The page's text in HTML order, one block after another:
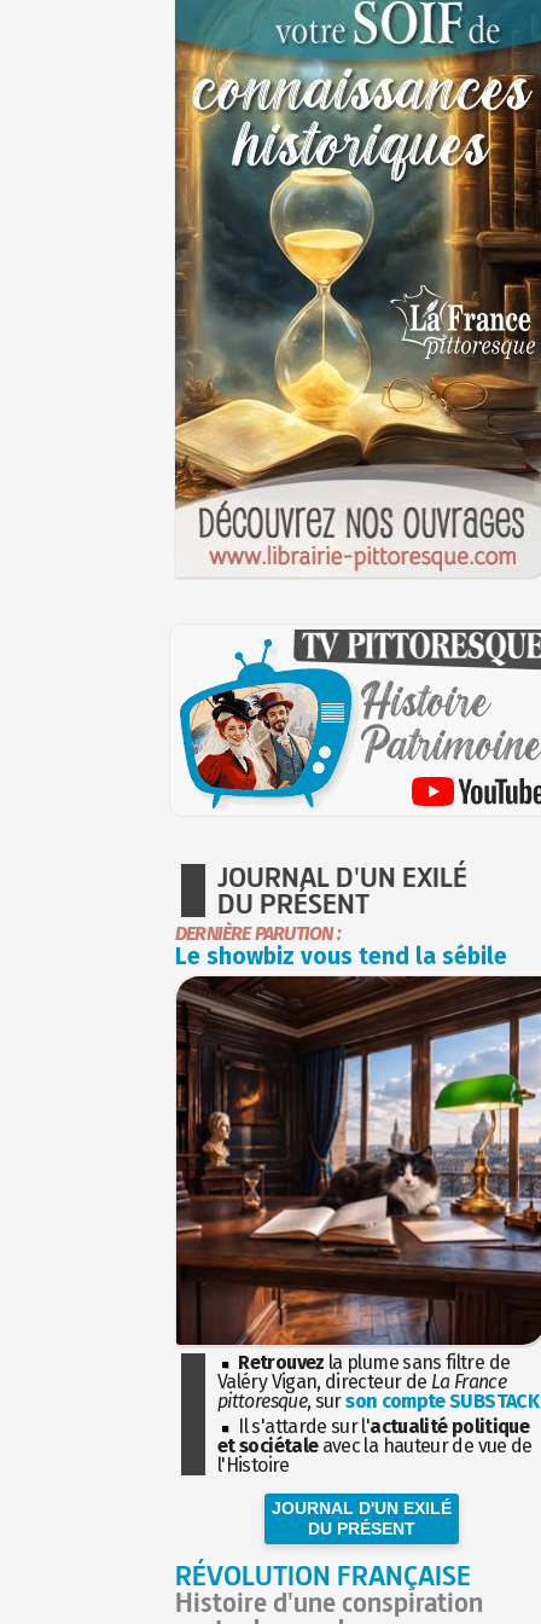
JOURNAL D'UN EXILÉ
DU PRÉSENT
DERNIÈRE PARUTION :
Le showbiz vous tend la sébile
Retrouvez la plume sans filtre de
Valéry Vigan, directeur de La France
pittoresque, surson compte SUBSTACK
Il s'attarde sur l'actualité politique
et sociétaleavec la hauteur de vue de
l'Histoire
JOURNAL D'UN EXILÉ
DU PRÉSENT
RÉVOLUTION FRANÇAISE
Histoire d'une conspiration